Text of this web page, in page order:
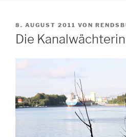
VERÖFFENTLICHT
AM
8. AUGUST 2011 VON
Die Kanalwächterin